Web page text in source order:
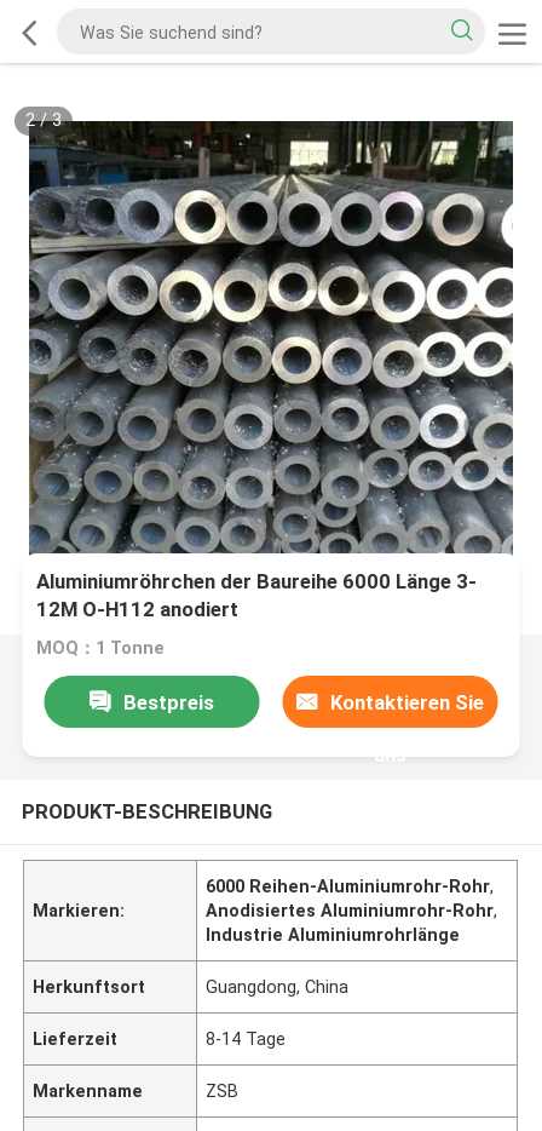
2/3
Aluminiumröhrchen der Baureihe 6000 Länge 3-
12M O-H112 anodiert
MOQ：1 Tonne
Bestpreis Kontaktieren Sie
uns
PRODUKT-BESCHREIBUNG
Markieren:
6000 Reihen-Aluminiumrohr-Rohr,
Anodisiertes Aluminiumrohr-Rohr,
Industrie Aluminiumrohrlänge
Herkunftsort Guangdong, China
Lieferzeit 8-14 Tage
Markenname ZSB